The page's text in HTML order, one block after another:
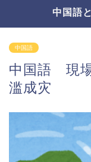
中国語
中国語
中国語 現
滥成灾